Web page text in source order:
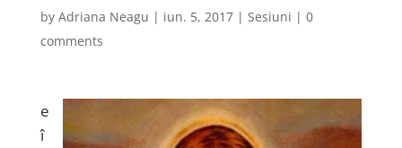
by Adriana Neagu | iun. 5, 2017| Sesiuni | 0
comments
e
î